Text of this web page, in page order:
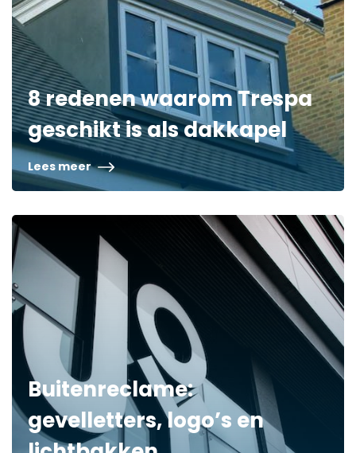
8 redenen waarom Trespa
geschikt is als dakkapel
Lees meer
Buitenreclame:
gevelletters, logo’s en